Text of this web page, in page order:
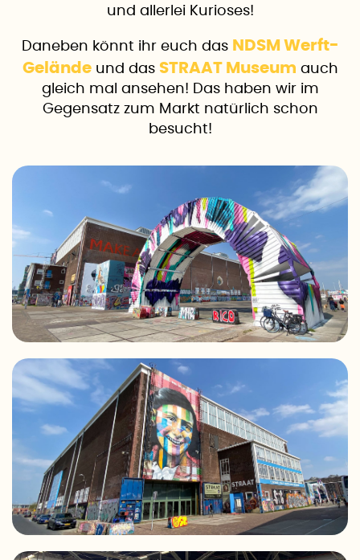
und allerlei Kurioses!
Daneben könnt ihr euch das NDSM Werft-
Geländeund das STRAAT Museum auch
gleich mal ansehen! Das haben wir im
Gegensatz zum Markt natürlich schon
besucht!